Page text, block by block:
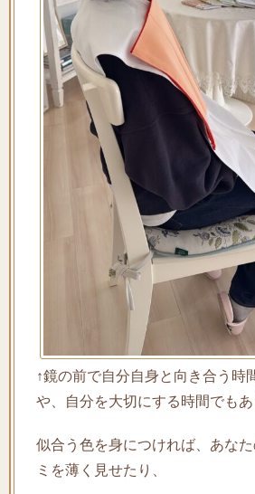
↑鏡の前で自分自身と向き合う時
や、自分を大切にする時間でもあ
似合う色を身につければ、あな
ミを薄く見せたり、